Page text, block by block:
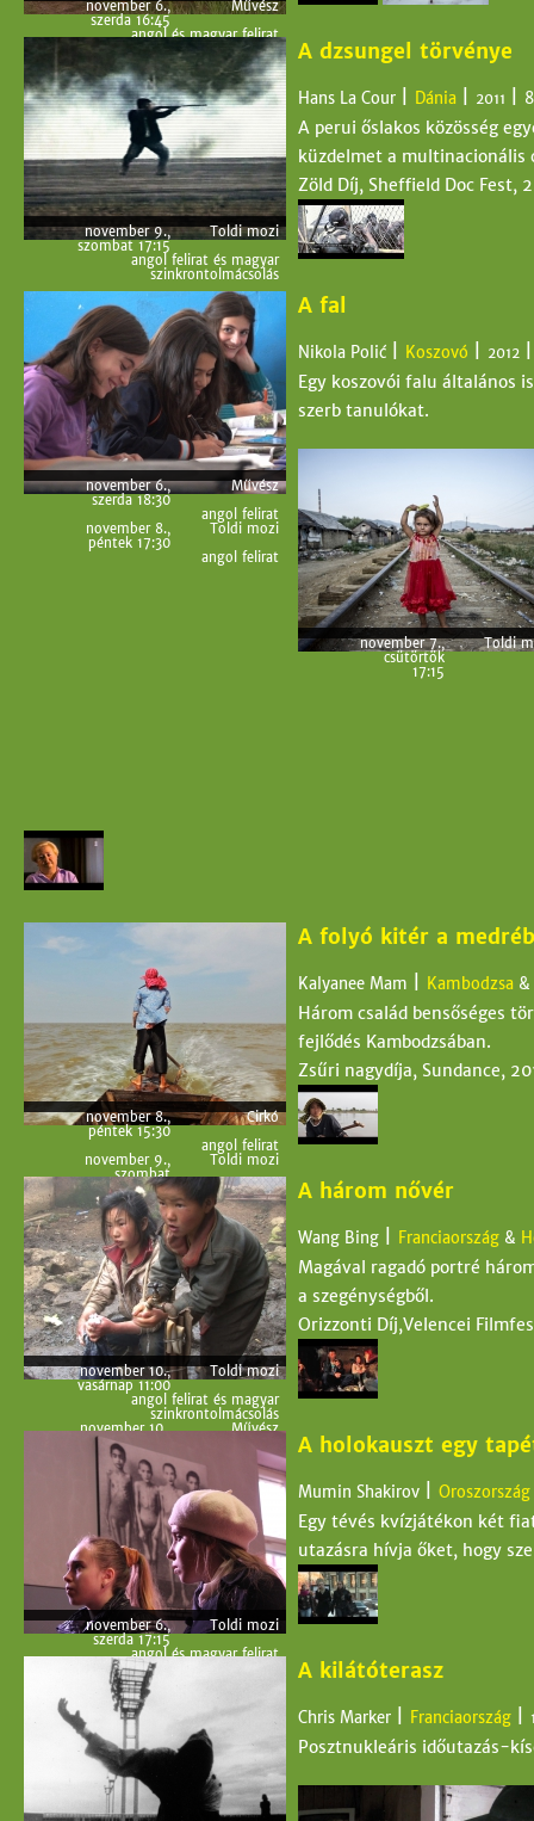
november 6.,
szerda 16:45
Művész
angol és magyar felirat
november 9.,
szombat
19:00
Cirkó
angol és magyar felirat
november 9.,
szombat 17:15
Toldi mozi
angol felirat és magyar
szinkrontolmácsolás
A dzsungel törvénye
Hans La Cour Dánia 2011
A perui őslakos közösség
küzdelmet a multinacionális
Zöld Díj, Sheffield Doc Fest,
november 6.,
szerda 18:30
Művész
angol felirat
november 8.,
péntek 17:30
Toldi mozi
angol felirat
A fal
Nikola Polić Koszovó 2012
Egy koszovói falu általános
szerb tanulókat.
november 7.,
csütörtök
17:15
Toldi
november 8.,
péntek 15:30
Cirkó
angol felirat
november 9.,
szombat
21:00
Toldi mozi
angol felirat és magyar
szinkrontolmácsolás
A folyó kitér a
Kalyanee Mam Kambodzsa &
Három család bensőséges
fejlődés Kambodzsában.
Zsűri nagydíja, Sundance,
november 10.,
vasárnap 11:00
Toldi mozi
angol felirat és magyar
szinkrontolmácsolás
november 10.,
vasárnap
18:00
Művész
angol felirat és magyar
szinkrontolmácsolás
A három nővér
Wang Bing Franciaország &
Magával ragadó portré
a szegénységből.
Orizzonti Díj,Velencei
november 6.,
szerda 17:15
Toldi mozi
angol és magyar felirat
november 7.,
csütörtök
19:30
angol és magyar felirat
november 8.,
péntek 16:45
angol és magyar felirat
A holokauszt egy
Mumin Shakirov Oroszország
Egy tévés kvízjátékon két
utazásra hívja őket, hogy
A kilátóterasz
Chris Marker Franciaország
Posztnukleáris időutazás-